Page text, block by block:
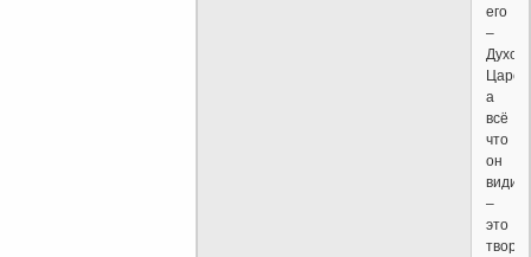
его
–
а
всё
что
он
видит
–
это